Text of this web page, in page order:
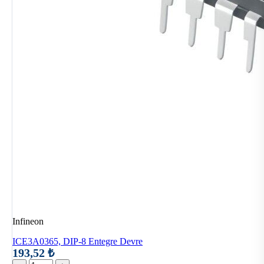
Infineon
ICE3A0365, DIP-8 Entegre Devre
193,52 ₺